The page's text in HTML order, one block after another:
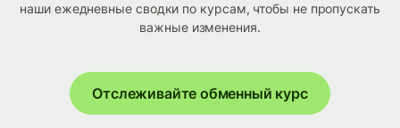
наши ежедневные сводки по курсам, чтобы не пропускать
важные изменения.
Отслеживайте обменный курс